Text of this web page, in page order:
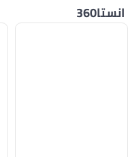
انستا360